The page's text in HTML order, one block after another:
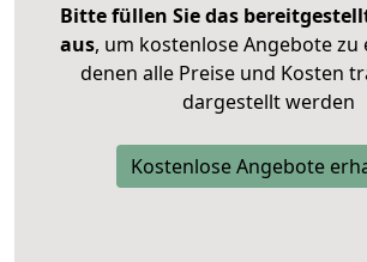
Bitte füllen Sie das
aus, um kostenlose Angebote zu
denen alle Preise und Kosten
dargestellt werden
Kostenlose Angebote